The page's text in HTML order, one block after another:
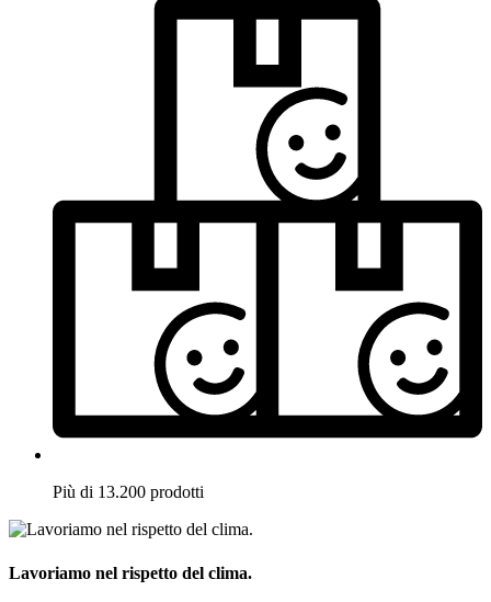
Più di 13.200 prodotti
Lavoriamo nel rispetto del clima.